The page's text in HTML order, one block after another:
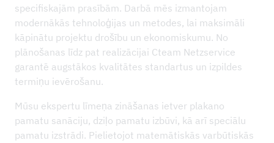
specifiskajām prasībām. Darbā mēs izmantojam
modernākās tehnoloģijas un metodes, lai maksimāli
kāpinātu projektu drošību un ekonomiskumu. No
plānošanas līdz pat realizācijai Cteam Netzservice
garantē augstākos kvalitātes standartus un izpildes
termiņu ievērošanu.
Mūsu ekspertu līmeņa zināšanas ietver plakano
pamatu sanāciju, dziļo pamatu izbūvi, kā arī speciālu
pamatu izstrādi. Pielietojot matemātiskās varbūtiskās